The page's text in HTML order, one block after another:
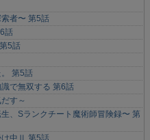
者〜 第5話
話
5話
第5話
で無双する 第6話
す～
、Sランクチート魔術師冒険録〜 第
け中Ⅱ 第5話